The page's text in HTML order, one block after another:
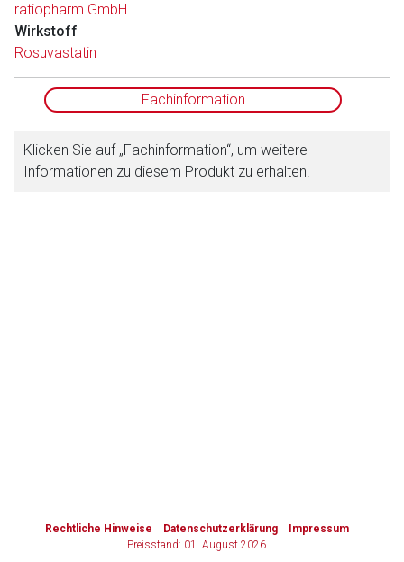
ratiopharm GmbH
Wirkstoff
Rosuvastatin
Fachinformation
Klicken Sie auf „Fachinformation“, um weitere
Informationen zu diesem Produkt zu erhalten.
Rechtliche Hinweise Datenschutzerklärung
Impressum
Preisstand: 01. August 2026
Aufruf einer externen Seite
Der von Ihnen aufgerufene Link öffnet eine externe Web-
Seite. Für die Inhalte der externen Web-Seite ist deren
Datenschutzbestimmungen.